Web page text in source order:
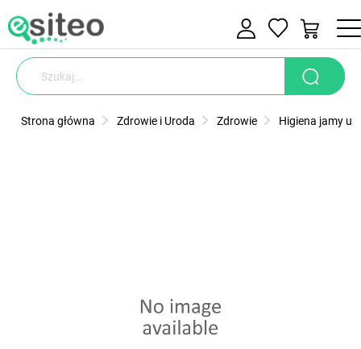
Strona główna Zdrowie i Uroda Zdrowie Higiena jamy